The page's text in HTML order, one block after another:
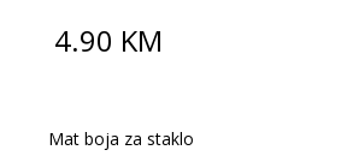
4.90 KM
Mat boja za staklo